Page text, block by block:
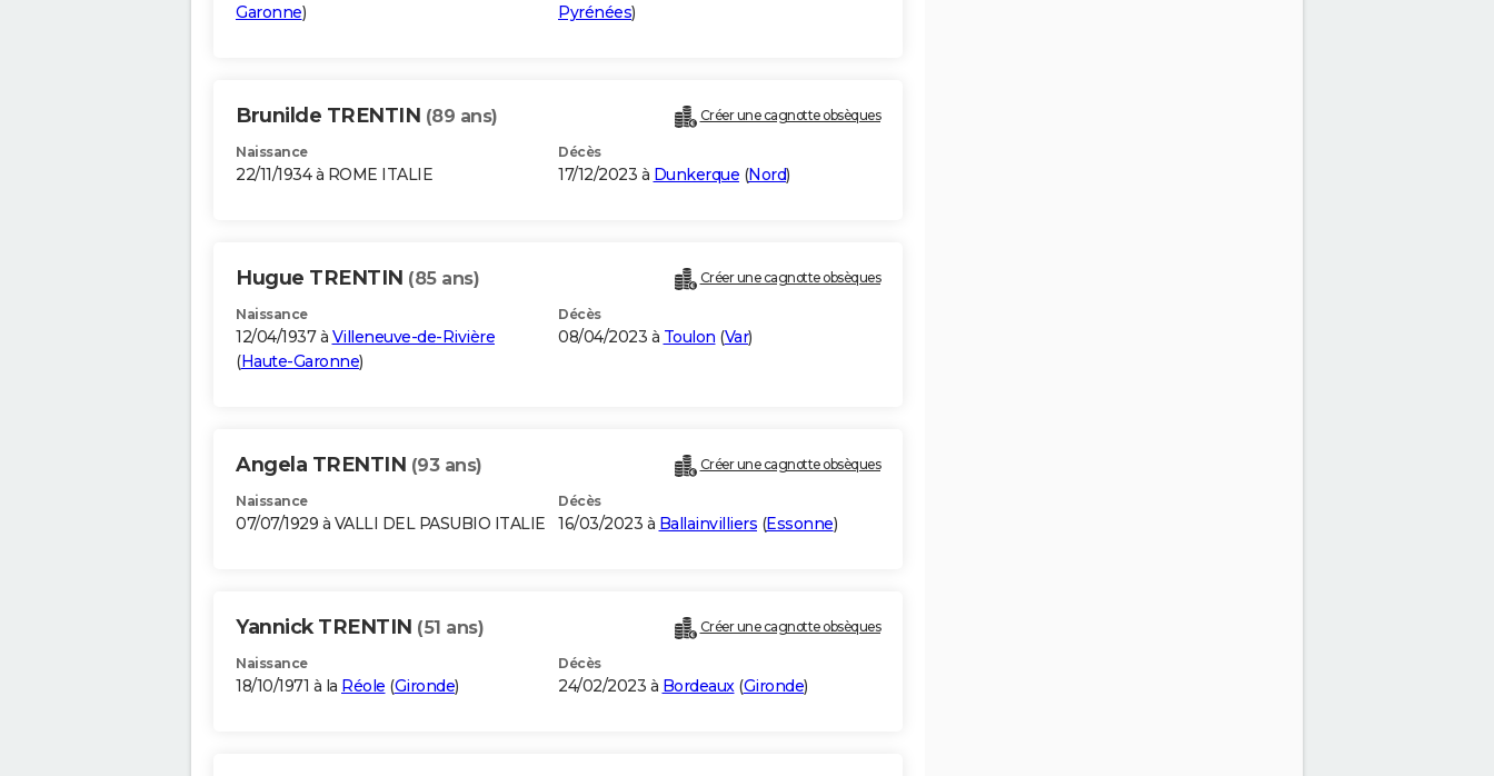
Garonne)
Pyrénées)
Brunilde TRENTIN (89 ans) Créer une cagnotte obsèques
Naissance
22/11/1934 à ROME ITALIE
Décès
17/12/2023 à Dunkerque (Nord)
Hugue TRENTIN (85 ans) Créer une cagnotte obsèques
Naissance
12/04/1937 à Villeneuve-de-Rivière
(Haute-Garonne)
Décès
08/04/2023 à Toulon (Var)
Angela TRENTIN (93 ans) Créer une cagnotte obsèques
Naissance
07/07/1929 à VALLI DEL PASUBIO ITALIE
Décès
16/03/2023 à Ballainvilliers (Essonne)
Yannick TRENTIN (51 ans) Créer une cagnotte obsèques
Naissance
18/10/1971 à la Réole (Gironde)
Décès
24/02/2023 à Bordeaux(Gironde)